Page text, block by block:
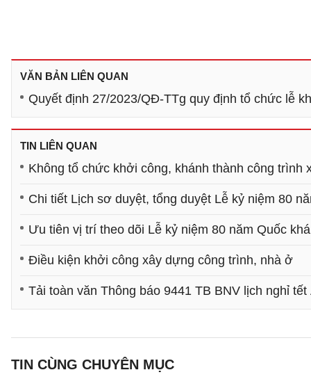
VĂN BẢN LIÊN QUAN
Quyết định 27/2023/QĐ-TTg quy định tổ chức lễ
TIN LIÊN QUAN
Không tổ chức khởi công, khánh thành công trình
Chi tiết Lịch sơ duyệt, tổng duyệt Lễ kỷ niệm 80
Ưu tiên vị trí theo dõi Lễ kỷ niệm 80 năm Quốc
Điều kiện khởi công xây dựng công trình, nhà ở
Tải toàn văn Thông báo 9441 TB BNV lịch nghỉ
TIN CÙNG CHUYÊN MỤC